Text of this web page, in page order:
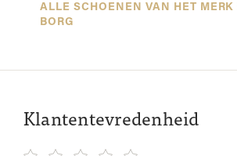
ALLE SCHOENEN VAN HET MERK
BORG
Klantentevredenheid